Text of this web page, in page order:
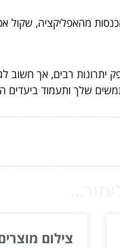
מהאפליקציה, שקול
יתרונות רבים, אך
שלך ותעמוד ביעדים
צילום